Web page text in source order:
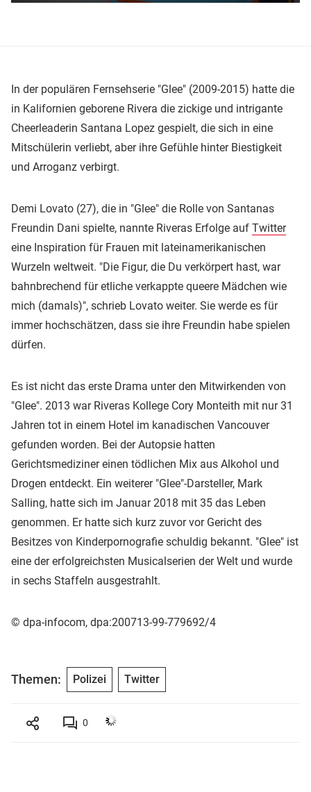
In der populären Fernsehserie "Glee" (2009-2015) hatte die
in Kalifornien geborene Rivera die zickige und intrigante
Cheerleaderin Santana Lopez gespielt, die sich in eine
Mitschülerin verliebt, aber ihre Gefühle hinter Biestigkeit
und Arroganz verbirgt.
Demi Lovato (27), die in "Glee" die Rolle von Santanas
Freundin Dani spielte, nannte Riveras Erfolge auf Twitter
eine Inspiration für Frauen mit lateinamerikanischen
Wurzeln weltweit. "Die Figur, die Du verkörpert hast, war
bahnbrechend für etliche verkappte queere Mädchen wie
mich (damals)", schrieb Lovato weiter. Sie werde es für
immer hochschätzen, dass sie ihre Freundin habe spielen
dürfen.
Es ist nicht das erste Drama unter den Mitwirkenden von
"Glee". 2013 war Riveras Kollege Cory Monteith mit nur 31
Jahren tot in einem Hotel im kanadischen Vancouver
gefunden worden. Bei der Autopsie hatten
Gerichtsmediziner einen tödlichen Mix aus Alkohol und
Drogen entdeckt. Ein weiterer "Glee"-Darsteller, Mark
Salling, hatte sich im Januar 2018 mit 35 das Leben
genommen. Er hatte sich kurz zuvor vor Gericht des
Besitzes von Kinderpornografie schuldig bekannt. "Glee" ist
eine der erfolgreichsten Musicalserien der Welt und wurde
in sechs Staffeln ausgestrahlt.
© dpa-infocom, dpa:200713-99-779692/4
Themen: Polizei Twitter
0